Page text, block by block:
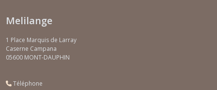
Melilange
1 Place Marquis de Larray
Caserne Campana
05600 MONT-DAUPHIN
Téléphone